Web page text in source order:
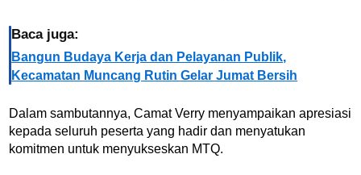
Baca juga:
Bangun Budaya Kerja dan Pelayanan Publik,
Kecamatan Muncang Rutin Gelar Jumat Bersih
Dalam sambutannya, Camat Verry menyampaikan apresiasi
kepada seluruh peserta yang hadir dan menyatukan
komitmen untuk menyukseskan MTQ.